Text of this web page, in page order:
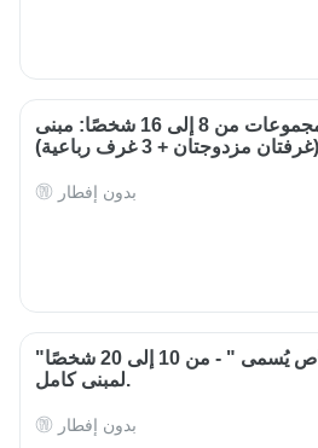
عرض خاص للمجموعات من 8 إلى 16 شخصًا: مبنى
مزدوجتان + 3 غرف رباعية)
بدون إفطار
"مشروع خاص يُسمى " - من 10 إلى 20 شخصًا
لمبنى كامل.
بدون إفطار